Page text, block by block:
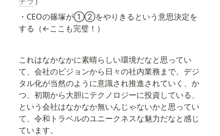
・CEOの篠塚が①②をやりきるという意思決定を
する（←ここも完璧！）
これはなかなかに素晴らしい環境だなと思ってい
て、会社のビジョンから日々の社内業務まで、デジ
タル化が当然のように意識され推進されていく、か
つ、初期から大胆にテクノロジーに投資している、
という会社はなかなか無いんじゃないかと思ってい
て、令和トラベルのユニークネスな魅力だなと感じ
ています。